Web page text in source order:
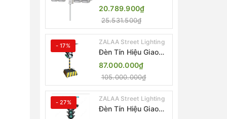
Lượng Mặt Trời Sân
Thể Thao ZALAA
Jsc Chống Nước
IP65 Cao Cấp
20.789.900₫
25.531.500₫
- 17% ZALAA Street Lighting
Đèn Tín Hiệu Giao
Thông Di Động Năng
Lượng Mặt Trời
ZALAA ZL-300A-D
87.000.000₫
105.000.000₫
- 27% ZALAA Street Lighting
Đèn Tín Hiệu Giao